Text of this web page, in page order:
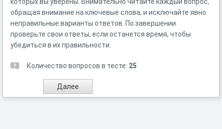
обращая внимание на ключевые слова, и исключайте явно
неправильные варианты ответов. По завершении
проверьте свои ответы, если останется время, чтобы
убедиться в их правильности.
Количество вопросов в тесте: 25